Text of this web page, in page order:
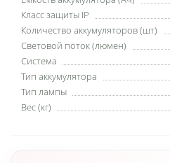
Класс защиты IP
Количество аккумуляторов (шт)
Световой поток (люмен)
Система
Тип аккумулятора
Тип лампы
Вес (кг)